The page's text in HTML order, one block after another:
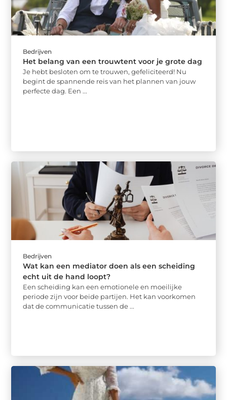
Bedrijven
Het belang van een trouwtent voor je grote dag
Je hebt besloten om te trouwen, gefeliciteerd! Nu
begint de spannende reis van het plannen van jouw
perfecte dag. Een ...
Bedrijven
Wat kan een mediator doen als een scheiding
echt uit de hand loopt?
Een scheiding kan een emotionele en moeilijke
periode zijn voor beide partijen. Het kan voorkomen
dat de communicatie tussen de ...